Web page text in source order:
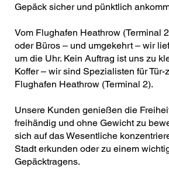
Gepäck sicher und pünktlich
Vom Flughafen Heathrow (Terminal
oder Büros – und umgekehrt – wir
um die Uhr. Kein Auftrag ist uns zu
Koffer – wir sind Spezialisten für
Flughafen Heathrow (Terminal 2).
Unsere Kunden genießen die
freihändig und ohne Gewicht zu
sich auf das Wesentliche
Stadt erkunden oder zu einem
Gepäcktragens.